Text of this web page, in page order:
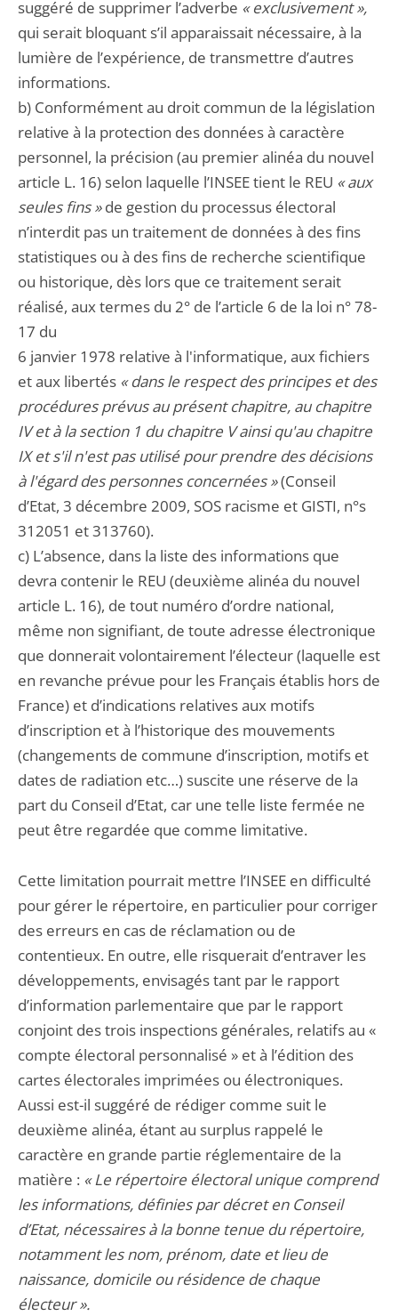
suggéré de supprimer l’adverbe « exclusivement »,
qui serait bloquant s’il apparaissait nécessaire, à la
lumière de l’expérience, de transmettre d’autres
informations.
b) Conformément au droit commun de la législation
relative à la protection des données à caractère
personnel, la précision (au premier alinéa du nouvel
article L. 16) selon laquelle l’INSEE tient le REU « aux
seules fins »de gestion du processus électoral
n’interdit pas un traitement de données à des fins
statistiques ou à des fins de recherche scientifique
ou historique, dès lors que ce traitement serait
réalisé, aux termes du 2° de l’article 6 de la loi n° 78-
17 du
6 janvier 1978 relative à l'informatique, aux fichiers
et aux libertés « dans le respect des principes et des
procédures prévus au présent chapitre, au chapitre
IV et à la section 1 du chapitre V ainsi qu'au chapitre
IX et s'il n'est pas utilisé pour prendre des décisions
à l'égard des personnes concernées »(Conseil
d’Etat, 3 décembre 2009, SOS racisme et GISTI, n°s
312051 et 313760).
c) L’absence, dans la liste des informations que
devra contenir le REU (deuxième alinéa du nouvel
article L. 16), de tout numéro d’ordre national,
même non signifiant, de toute adresse électronique
que donnerait volontairement l’électeur (laquelle est
en revanche prévue pour les Français établis hors de
France) et d’indications relatives aux motifs
d’inscription et à l’historique des mouvements
(changements de commune d’inscription, motifs et
dates de radiation etc…) suscite une réserve de la
part du Conseil d’Etat, car une telle liste fermée ne
peut être regardée que comme limitative.
Cette limitation pourrait mettre l’INSEE en difficulté
pour gérer le répertoire, en particulier pour corriger
des erreurs en cas de réclamation ou de
contentieux. En outre, elle risquerait d’entraver les
développements, envisagés tant par le rapport
d’information parlementaire que par le rapport
conjoint des trois inspections générales, relatifs au «
compte électoral personnalisé » et à l’édition des
cartes électorales imprimées ou électroniques.
Aussi est-il suggéré de rédiger comme suit le
deuxième alinéa, étant au surplus rappelé le
caractère en grande partie réglementaire de la
matière : « Le répertoire électoral unique comprend
les informations, définies par décret en Conseil
d’Etat, nécessaires à la bonne tenue du répertoire,
notamment les nom, prénom, date et lieu de
naissance, domicile ou résidence de chaque
électeur ».